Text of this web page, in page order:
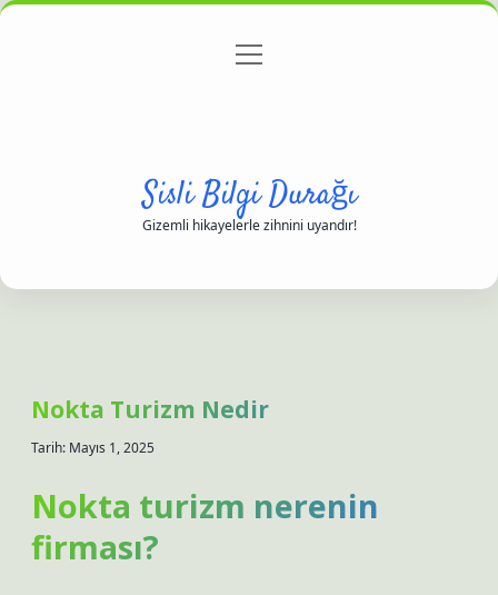
Gizlilik Politikası
menüyü
Sisli Bilgi Durağı
Gizemli hikayelerle zihnini uyandır!
Nokta Turizm Nedir
Tarih: Mayıs 1, 2025
Nokta turizm nerenin
firması?